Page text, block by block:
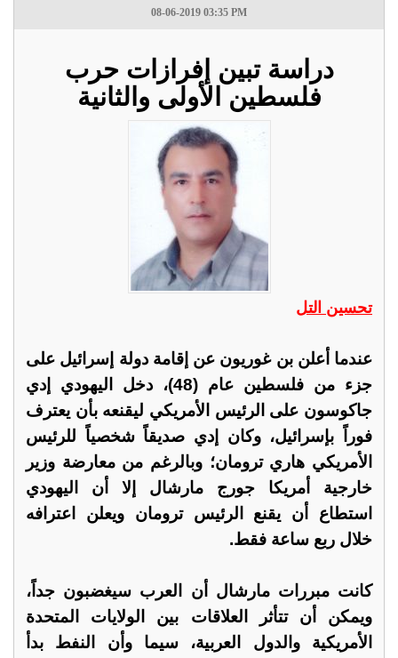
08-06-2019 03:35 PM
دراسة تبين إفرازات حرب
فلسطين الأولى والثانية
تحسين التل
عندما أعلن بن غوريون عن إقامة دولة إسرائيل على
جزء من فلسطين عام (48)، دخل اليهودي إدي
جاكوسون على الرئيس الأمريكي ليقنعه بأن يعترف
فوراً بإسرائيل، وكان إدي صديقاً شخصياً للرئيس
الأمريكي هاري ترومان؛ وبالرغم من معارضة وزير
خارجية أمريكا جورج مارشال إلا أن اليهودي
استطاع أن يقنع الرئيس ترومان ويعلن اعترافه
خلال ربع ساعة فقط.
كانت مبررات مارشال أن العرب سيغضبون جداً،
ويمكن أن تتأثر العلاقات بين الولايات المتحدة
الأمريكية والدول العربية، سيما وأن النفط بدأ